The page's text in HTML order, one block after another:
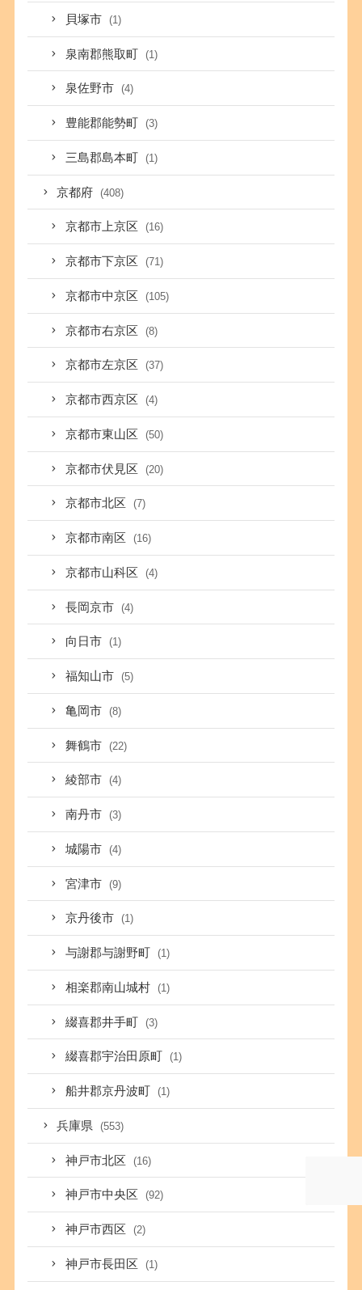
貝塚市 (1)
泉南郡熊取町 (1)
泉佐野市 (4)
豊能郡能勢町 (3)
三島郡島本町 (1)
京都府 (408)
京都市上京区 (16)
京都市下京区 (71)
京都市中京区 (105)
京都市右京区 (8)
京都市左京区 (37)
京都市西京区 (4)
京都市東山区 (50)
京都市伏見区 (20)
京都市北区 (7)
京都市南区 (16)
京都市山科区 (4)
長岡京市 (4)
向日市 (1)
福知山市 (5)
亀岡市 (8)
舞鶴市 (22)
綾部市 (4)
南丹市 (3)
城陽市 (4)
宮津市 (9)
京丹後市 (1)
与謝郡与謝野町 (1)
相楽郡南山城村 (1)
綴喜郡井手町 (3)
綴喜郡宇治田原町 (1)
船井郡京丹波町 (1)
兵庫県 (553)
神戸市北区 (16)
神戸市中央区 (92)
神戸市西区 (2)
神戸市長田区 (1)